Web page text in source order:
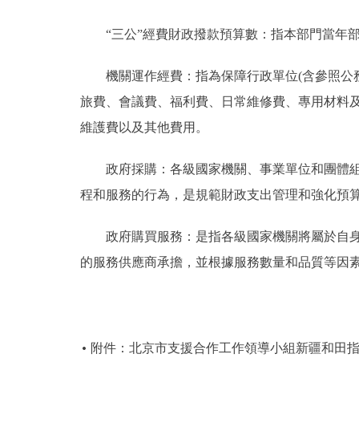
“三公”經費財政撥款預算數：指本部門當年部
機關運作經費：指為保障行政單位(含參照公
旅費、會議費、福利費、日常維修費、專用材料
維護費以及其他費用。
政府採購：各級國家機關、事業單位和團體組
程和服務的行為，是規範財政支出管理和強化預
政府購買服務：是指各級國家機關將屬於自身
的服務供應商承擔，並根據服務數量和品質等因
附件：北京市支援合作工作領導小組新疆和田